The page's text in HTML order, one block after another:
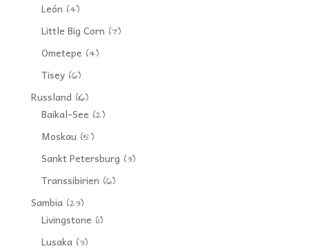
León (4)
Little Big Corn (7)
Ometepe (4)
Tisey(6)
Russland(16)
Baikal-See (2)
Moskau(5)
Sankt Petersburg (3)
Transsibirien (6)
Sambia(23)
Livingstone (1)
Lusaka(3)